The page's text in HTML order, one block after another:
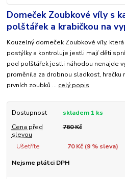
Domeček Zoubkové víly s
polštářek a krabičkou na
Kouzelný domeček Zoubkové víly,
postýlky a kontroluje jestli mají děti
pod polštářek jestli náhodou nenajde
proměnila za drobnou sladkost, hračku
prvních zoubků ... celý popis
Dostupnost
skladem 1 ks
Cena před
slevou
760 Kč
Ušetříte 70 Kč (9% sleva)
Nejsme plátci DPH